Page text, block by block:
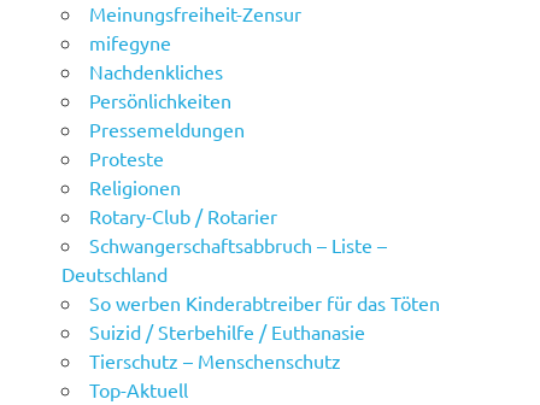
Meinungsfreiheit-Zensur
mifegyne
Nachdenkliches
Persönlichkeiten
Pressemeldungen
Proteste
Religionen
Rotary-Club / Rotarier
Schwangerschaftsabbruch – Liste –
Deutschland
So werben Kinderabtreiber für das Töten
Suizid / Sterbehilfe / Euthanasie
Tierschutz – Menschenschutz
Top-Aktuell